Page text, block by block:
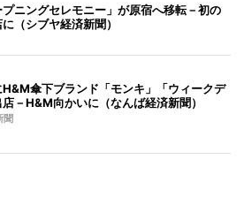
ニングセレモニー」が原宿へ移転－初の
（シブヤ経済新聞）
傘下ブランド「モンキ」「ウィークデ
－H&M向かいに（なんば経済新聞）
聞